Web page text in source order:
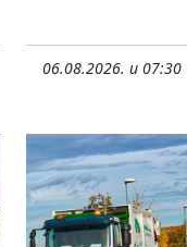
06.08.2026. u 07:30